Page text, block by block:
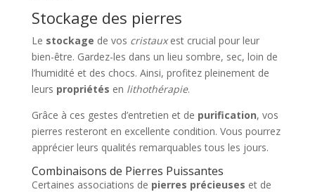
Stockage des pierres
Le stockage de vos cristauxest crucial pour leur
bien-être. Gardez-les dans un lieu sombre, sec, loin de
l’humidité et des chocs. Ainsi, profitez pleinement de
leurs propriétés en lithothérapie.
Grâce à ces gestes d’entretien et de purification, vos
pierres resteront en excellente condition. Vous pourrez
apprécier leurs qualités remarquables tous les jours.
Combinaisons de Pierres Puissantes
Certaines associations de pierres précieuses et de